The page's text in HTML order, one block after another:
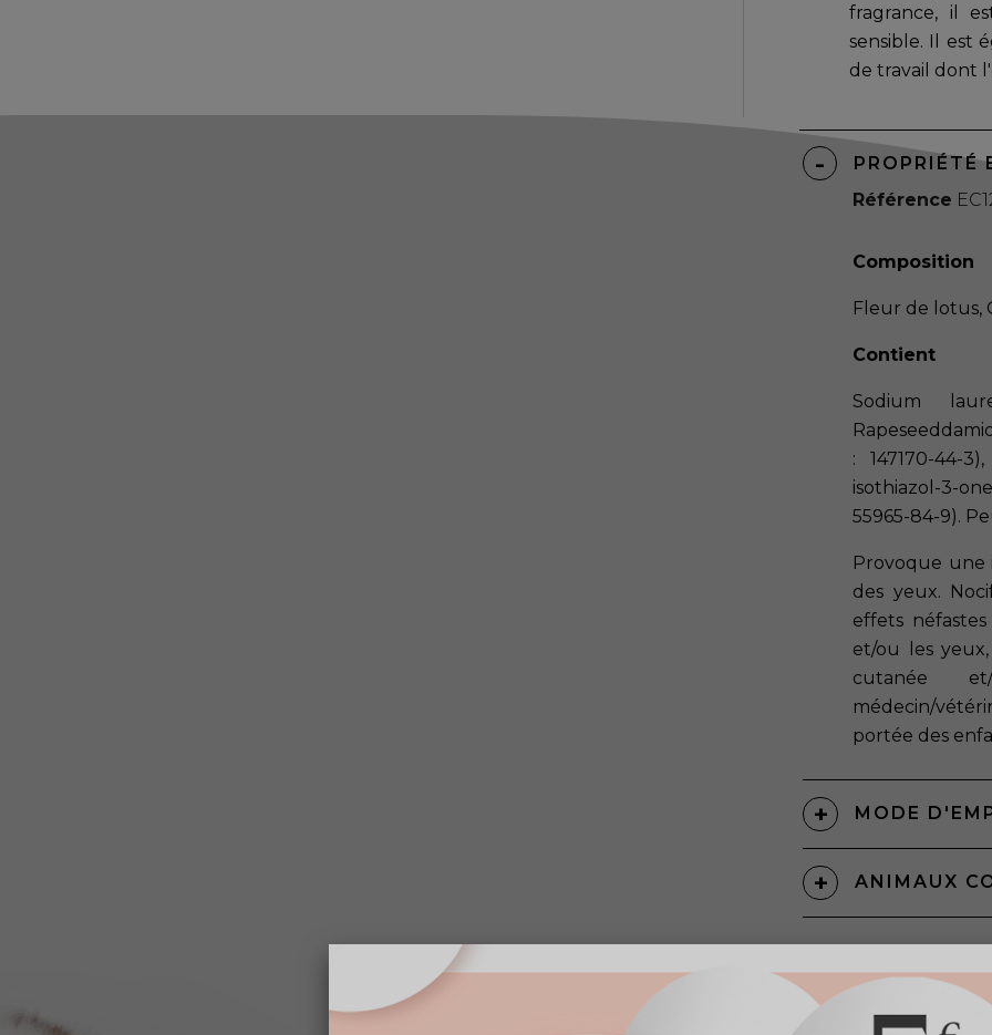
fragrance, il
sensible. Il est
de travail dont
PROPRIÉTÉ
Référence
Composition
Fleur de lotus,
Contient
Sodium
: 147170-44-
isothiazol-3-
55965-84-9).
Provoque une
des yeux.
effets
et/ou les
cutanée
médecin/
portée des
MODE
ANIMAUX